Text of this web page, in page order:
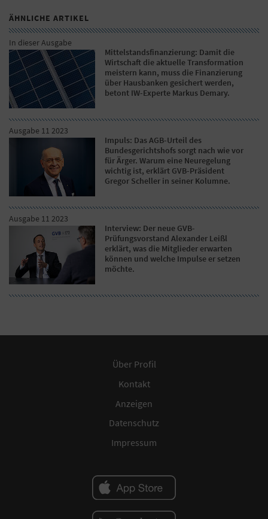
ÄHNLICHE ARTIKEL
In dieser Ausgabe
Mittelstandsfinanzierung: Damit die
Wirtschaft die aktuelle Transformation
meistern kann, muss die Finanzierung
über Hausbanken gesichert werden,
betont IW-Experte Markus Demary.
Ausgabe 11 2023
Impuls: Das AGB-Urteil des
Bundesgerichtshofs sorgt nach wie vor
für Ärger. Warum eine Neuregelung
wichtig ist, erklärt GVB-Präsident
Gregor Scheller in seiner Kolumne.
Ausgabe 11 2023
Interview: Der neue GVB-
Prüfungsvorstand Alexander Leißl
erklärt, was die Mitglieder erwarten
können und welche Impulse er setzen
möchte.
Über Profil
Kontakt
Anzeigen
Datenschutz
Impressum